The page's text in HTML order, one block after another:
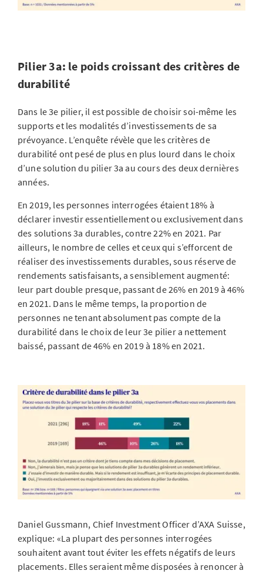
Pilier 3a: le poids croissant des critères de
durabilité
Dans le 3e pilier, il est possible de choisir soi-même les
supports et les modalités d’investissements de sa
prévoyance. L’enquête révèle que les critères de
durabilité ont pesé de plus en plus lourd dans le choix
d’une solution du pilier 3a au cours des deux dernières
années.
En 2019, les personnes interrogées étaient 18% à
déclarer investir essentiellement ou exclusivement dans
des solutions 3a durables, contre 22% en 2021. Par
ailleurs, le nombre de celles et ceux qui s’efforcent de
réaliser des investissements durables, sous réserve de
rendements satisfaisants, a sensiblement augmenté:
leur part double presque, passant de 26% en 2019 à 46%
en 2021. Dans le même temps, la proportion de
personnes ne tenant absolument pas compte de la
durabilité dans le choix de leur 3e pilier a nettement
baissé, passant de 46% en 2019 à 18% en 2021.
Daniel Gussmann, Chief Investment Officer d’AXA Suisse,
explique: «La plupart des personnes interrogées
souhaitent avant tout éviter les effets négatifs de leurs
placements. Elles seraient même disposées à renoncer à